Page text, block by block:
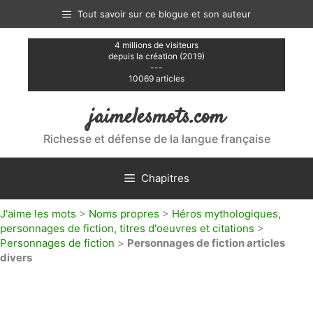
contenu
Tout savoir sur ce blogue et son auteur
4 millions de visiteurs
depuis la création (2019)
---
10069 articles
jaimelesmots.com
Richesse et défense de la langue française
Chapitres
J'aime les mots > Noms propres > Héros mythologiques,
personnages de fiction, titres d'oeuvres et citations >
Personnages de fiction > Personnages de fiction articles
divers